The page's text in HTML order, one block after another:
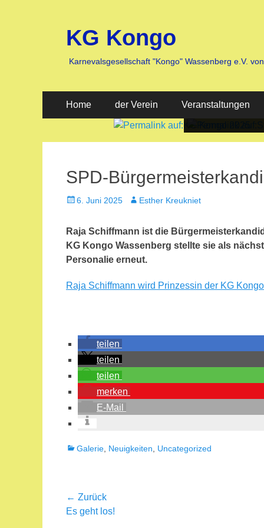
KG Kongo
Karnevalsgesellschaft "Kongo" Wassenberg e.V.
Primäres
Menü
Home der Verein Veranstaltungen
am:
Heike
Jaegers
am:
Heike
Jaegers
SPD-
Veröffentlicht
6. Juni 2025 AutorEsther Kreukniet
Raja Schiffmann ist die
KG Kongo Wassenberg stellte sie als
Personalie erneut.
Raja Schiffmann wird Prinzessin der KG
teilen
teilen
teilen
merken
E-Mail
Kategorien
Galerie Neuigkeiten Uncategorized
Beitragsnavigation
← Zurück
Vorheriger
Es geht los!